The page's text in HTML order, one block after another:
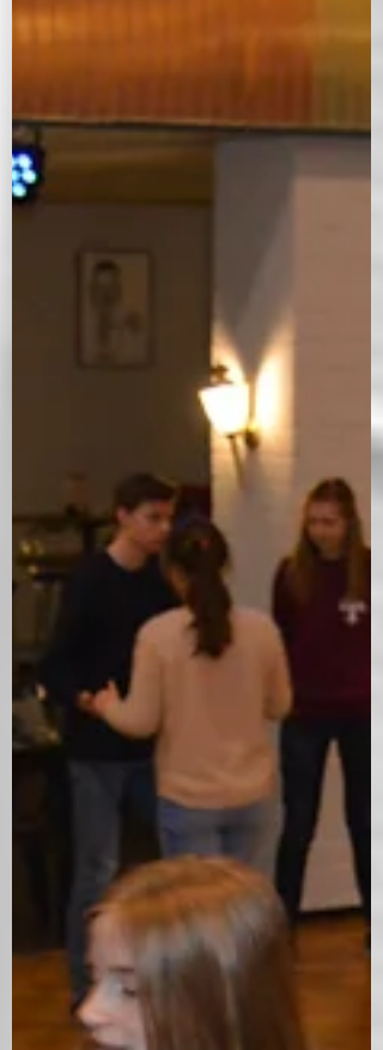
Lezing Congo
Donderdagmiddag konden de leerlingen een
Het onderwerp was ons koloniale verleden en
de...